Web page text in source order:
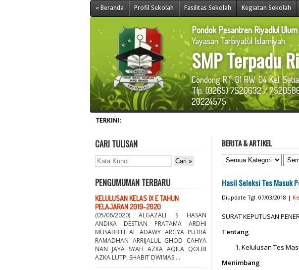
« Beranda Profil Sekolah Fasilitas Sekolah Kegiatan Sekolah
Pondok Pesantren Riyadlul
Yayasan Tarbiyatul Islamiyah
SMP Terpadu
Condong RT. 01 RW. 04 Kel.
Tlp. (0265) 7520632 /
20224575
TERKINI:
CARI TULISAN
PENGUMUMAN TERBARU
KELULUSAN KELAS IX E TAHUN
PELAJARAN 2019-2020
(05/06/2020) ALGAZALI S HASAN
ANDIKA DESTIAN PRATAMA ARDHI
MUSABBIH AL ADAWY ARGYA PUTRA
RAMADHAN ARRIJALUL GHOD CAHYA
NAN JAYA SYAH AZKA AQILA QOLBI
AZKA LUTPI SHABIT DWIMAS ...
BERITA & ARTIKEL
Hasil Seleksi Tes Masuk
Diupdate Tgl. 07/03/2018 |
SURAT KEPUTUSAN
Tentang
Kelulusan Tes
Menimbang